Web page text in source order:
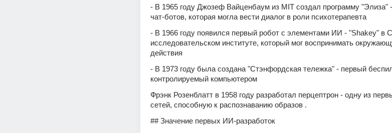
- В 1965 году Джозеф Вайценбаум из MIT создал программу "Элиза"
чат-ботов, которая могла вести диалог в роли психотерапевта
- В 1966 году появился первый робот с элементами ИИ - "Shakey" в
исследовательском институте, который мог воспринимать
действия
- В 1973 году была создана "Стэнфордская тележка" - первый
контролируемый компьютером
Фрэнк Розенблатт в 1958 году разработал перцептрон - одну из
сетей, способную к распознаванию образов .
## Значение первых ИИ-разработок